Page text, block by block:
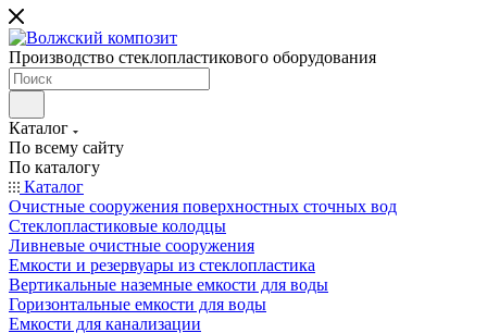
Производство стеклопластикового оборудования
Каталог
По всему сайту
По каталогу
Каталог
Очистные сооружения поверхностных сточных вод
Стеклопластиковые колодцы
Ливневые очистные сооружения
Емкости и резервуары из стеклопластика
Вертикальные наземные емкости для воды
Горизонтальные емкости для воды
Емкости для канализации